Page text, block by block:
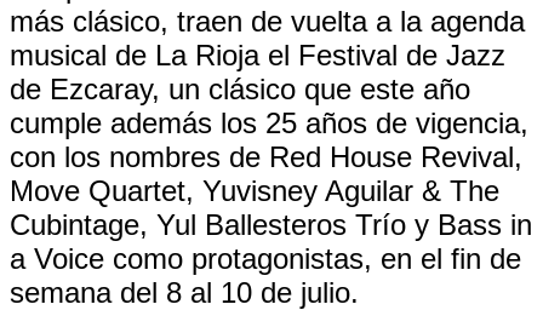
más clásico, traen de vuelta a la agenda
musical de La Rioja el Festival de Jazz
de Ezcaray, un clásico que este año
cumple además los 25 años de vigencia,
con los nombres de Red House Revival,
Move Quartet, Yuvisney Aguilar & The
Cubintage, Yul Ballesteros Trío y Bass in
a Voice como protagonistas, en el fin de
semana del 8 al 10 de julio.